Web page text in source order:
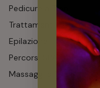
Pedicure a Trani
Trattamenti Viso a Trani
Epilazione
Percorsi SPA Trani
Massaggi a Trani